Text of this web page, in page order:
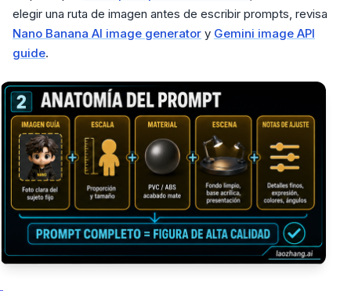
elegir una ruta de imagen antes de escribir prompts, revisa
Nano Banana AI image generator y Gemini image API
guide.